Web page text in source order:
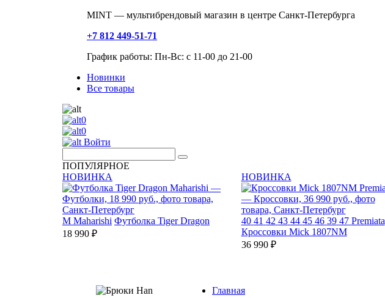
MINT — мультибрендовый магазин в центре Санкт-Петербурга
+7 812 449-51-71
График работы: Пн-Вс: с 11-00 до 21-00
Новинки
Все товары
0
0
Войти
ПОПУЛЯРНОЕ
НОВИНКА
M Maharishi Футболка Tiger Dragon
18 990 ₽
НОВИНКА
40 41 42 43 44 45 46 39 47 Premiata
Кроссовки Mick 1807NM
36 990 ₽
Главная